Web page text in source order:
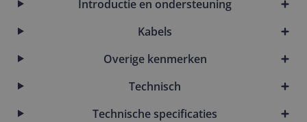
Introductie en ondersteuning
Kabels
Overige kenmerken
Technisch
Technische specificaties